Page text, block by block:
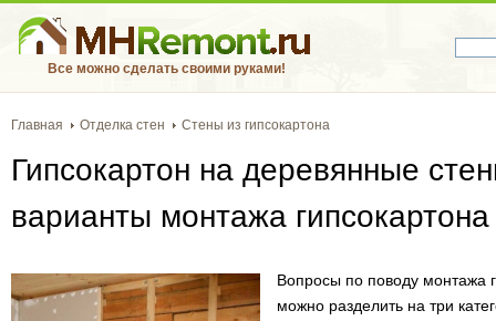
Все можно сделать своими руками!
Главная Отделка стен Стены из гипсокартона
Гипсокартон на деревянные
варианты монтажа гипсокартона
Вопросы по поводу монтажа
можно разделить на три